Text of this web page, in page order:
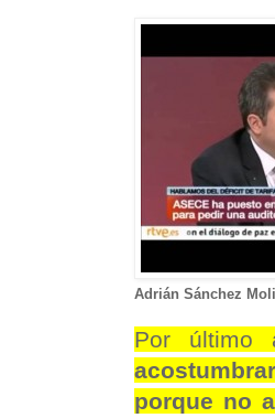
Adrián Sánchez
Por último
porque no